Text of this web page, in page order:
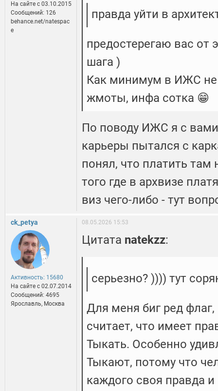
На сайте c 03.10.2015
Сообщений: 126
behance.net/natespac
e
правда уйти в
предостерегаю вас от
шага )
Как минимум в ИЖС не
жмоты, инфа сотка 😁
По поводу ИЖС я с вами
карьеры пытался с
понял, что платить там
того где в архвизе
виз чего-либо - тут
ck_petya
Активность: 15680
На сайте c 02.07.2014
Сообщений: 4695
Ярославль, Москва
08.05.2026 15:53
Цитата natekzz:
серьезно? )))) тут
Для меня биг ред флаг,
считает, что имеет
Тыкать. Особенно
Тыкают, потому что
каждого своя правда